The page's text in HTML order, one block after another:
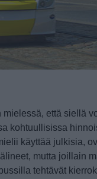
että siellä
kohtuullisissa
käyttää julkisia,
mutta joillain
tehtävät